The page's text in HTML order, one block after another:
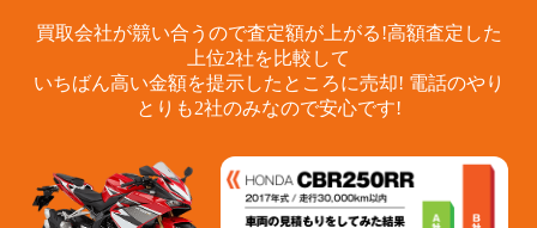
買取会社が競い合うので査定額が上がる!高額査定した
上位2社を比較して
いちばん高い金額を提示したところに売却! 電話のやり
とりも2社のみなので安心です!